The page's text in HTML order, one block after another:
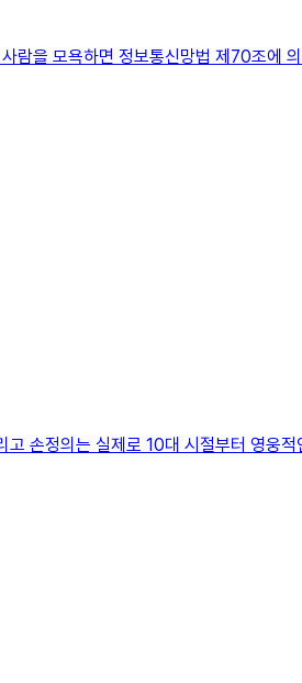
을 모욕하면 정보통신망법 제70조에
손정의는 실제로 10대 시절부터 영웅